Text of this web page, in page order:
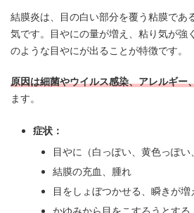
結膜炎は、目の白い部分を覆う粘膜であ
気です。目やにの量が増え、粘り気が強
のような目やにが出ることが特徴です。
原因は細菌やウイルス感染、アレルギー
ます。
症状：
目やに（白っぽい、黄色っぽ
結膜の充血、腫れ
目をしょぼつかせる、瞬きが増
かゆみから目をこすろうとする